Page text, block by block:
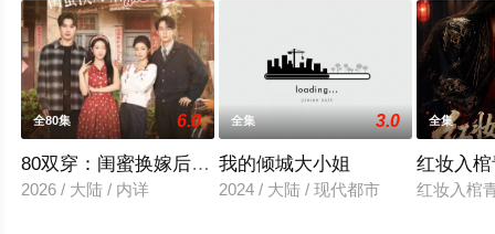
全80集 6.0
80双穿：闺蜜换嫁后赢麻了
2026 / 大陆 / 内详
全集 3.0
我的倾城大小姐
2024 / 大陆 / 现代都市
全集
红妆入
红妆入棺